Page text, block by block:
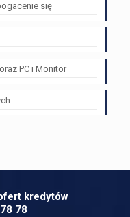
się
PC i Monitor
kredytów
78